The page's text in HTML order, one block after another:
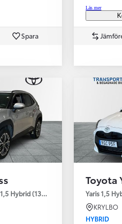
Spara
Läs mer
Hybrid (130HK) Style V-hjul
Toyota
Yaris 1,5
KRYLBO
HYBRID